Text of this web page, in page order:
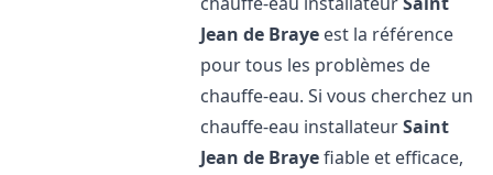
Jean de Braye est la référence
pour tous les problèmes de
chauffe-eau. Si vous cherchez un
chauffe-eau installateurSaint
Jean de Brayefiable et efficace,